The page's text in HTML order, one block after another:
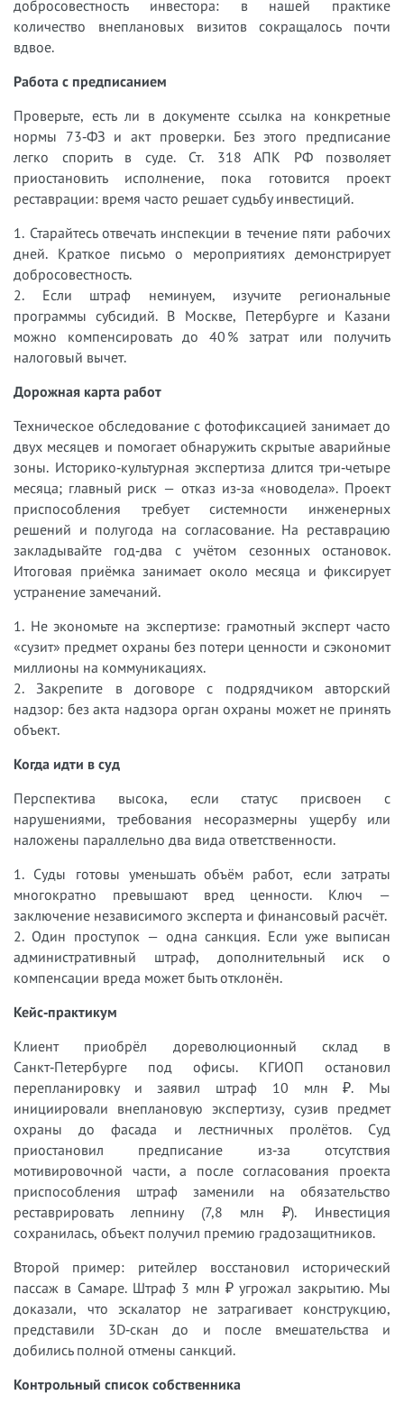
добросовестность инвестора: в нашей практике
количество внеплановых визитов сокращалось почти
вдвое.
Работа с предписанием
Проверьте, есть ли в документе ссылка на конкретные
нормы 73‑ФЗ и акт проверки. Без этого предписание
легко спорить в суде. Ст. 318 АПК РФ позволяет
приостановить исполнение, пока готовится проект
реставрации: время часто решает судьбу инвестиций.
1. Старайтесь отвечать инспекции в течение пяти рабочих
дней. Краткое письмо о мероприятиях демонстрирует
добросовестность.
2. Если штраф неминуем, изучите региональные
программы субсидий. В Москве, Петербурге и Казани
можно компенсировать до 40 % затрат или получить
налоговый вычет.
Дорожная карта работ
Техническое обследование с фотофиксацией занимает до
двух месяцев и помогает обнаружить скрытые аварийные
зоны. Историко‑культурная экспертиза длится три‑четыре
месяца; главный риск — отказ из‑за «новодела». Проект
приспособления требует системности инженерных
решений и полугода на согласование. На реставрацию
закладывайте год‑два с учётом сезонных остановок.
Итоговая приёмка занимает около месяца и фиксирует
устранение замечаний.
1. Не экономьте на экспертизе: грамотный эксперт часто
«сузит» предмет охраны без потери ценности и сэкономит
миллионы на коммуникациях.
2. Закрепите в договоре с подрядчиком авторский
надзор: без акта надзора орган охраны может не принять
объект.
Когда идти в суд
Перспектива высока, если статус присвоен с
нарушениями, требования несоразмерны ущербу или
наложены параллельно два вида ответственности.
1. Суды готовы уменьшать объём работ, если затраты
многократно превышают вред ценности. Ключ —
заключение независимого эксперта и финансовый расчёт.
2. Один проступок — одна санкция. Если уже выписан
административный штраф, дополнительный иск о
компенсации вреда может быть отклонён.
Кейс‑практикум
Клиент приобрёл дореволюционный склад в
Санкт‑Петербурге под офисы. КГИОП остановил
перепланировку и заявил штраф 10 млн ₽. Мы
инициировали внеплановую экспертизу, сузив предмет
охраны до фасада и лестничных пролётов. Суд
приостановил предписание из‑за отсутствия
мотивировочной части, а после согласования проекта
приспособления штраф заменили на обязательство
реставрировать лепнину (7,8 млн ₽). Инвестиция
сохранилась, объект получил премию градозащитников.
Второй пример: ритейлер восстановил исторический
пассаж в Самаре. Штраф 3 млн ₽ угрожал закрытию. Мы
доказали, что эскалатор не затрагивает конструкцию,
представили 3D‑скан до и после вмешательства и
добились полной отмены санкций.
Контрольный список собственника